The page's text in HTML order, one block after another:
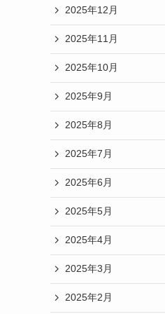
2025年12月
2025年11月
2025年10月
2025年9月
2025年8月
2025年7月
2025年6月
2025年5月
2025年4月
2025年3月
2025年2月